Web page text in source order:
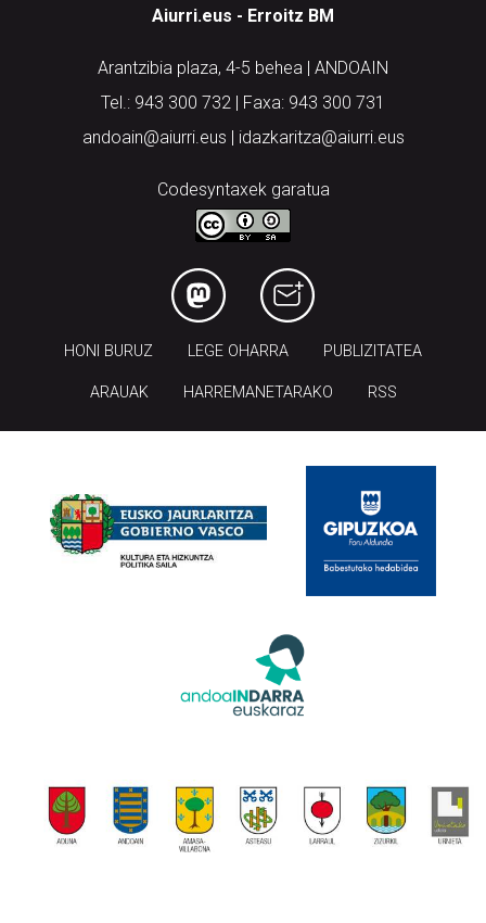
Aiurri.eus - Erroitz BM
Arantzibia plaza, 4-5 behea | ANDOAIN
Tel.: 943 300 732 | Faxa: 943 300 731
andoain@aiurri.eus | idazkaritza@aiurri.eus
Codesyntaxek garatua
HONI BURUZ LEGE OHARRA PUBLIZITATEA
ARAUAK HARREMANETARAKO RSS